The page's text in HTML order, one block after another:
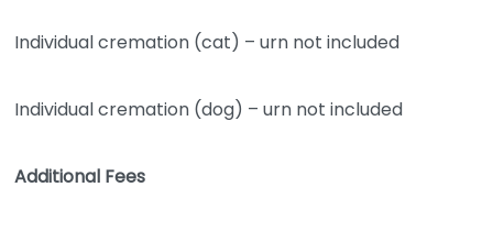
Individual cremation (cat) – urn not included
Individual cremation (dog) – urn not included
Additional Fees